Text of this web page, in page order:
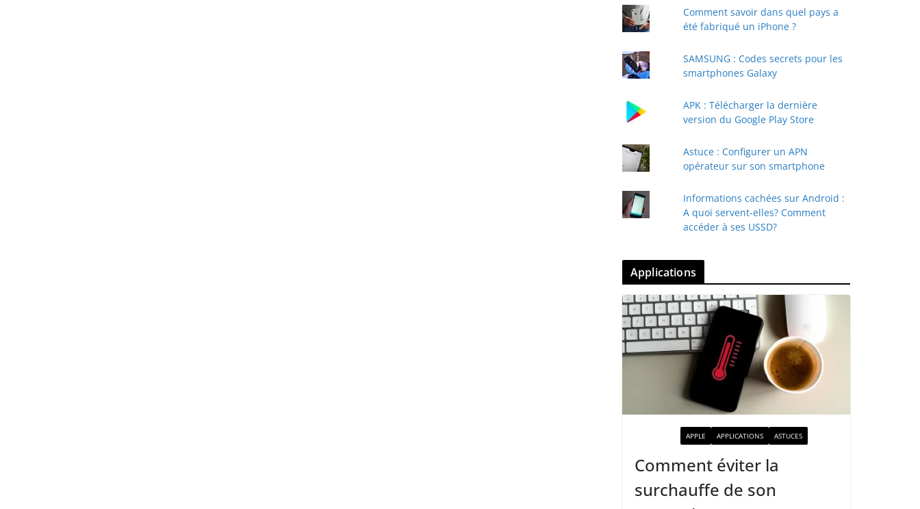
Comment savoir dans quel pays a
été fabriqué un iPhone ?
SAMSUNG : Codes secrets pour les
smartphones Galaxy
APK : Télécharger la dernière
version du Google Play Store
Astuce : Configurer un APN
opérateur sur son smartphone
Informations cachées sur Android :
A quoi servent-elles? Comment
accéder à ses USSD?
Applications
APPLE APPLICATIONS ASTUCES
Comment éviter la
surchauffe de son